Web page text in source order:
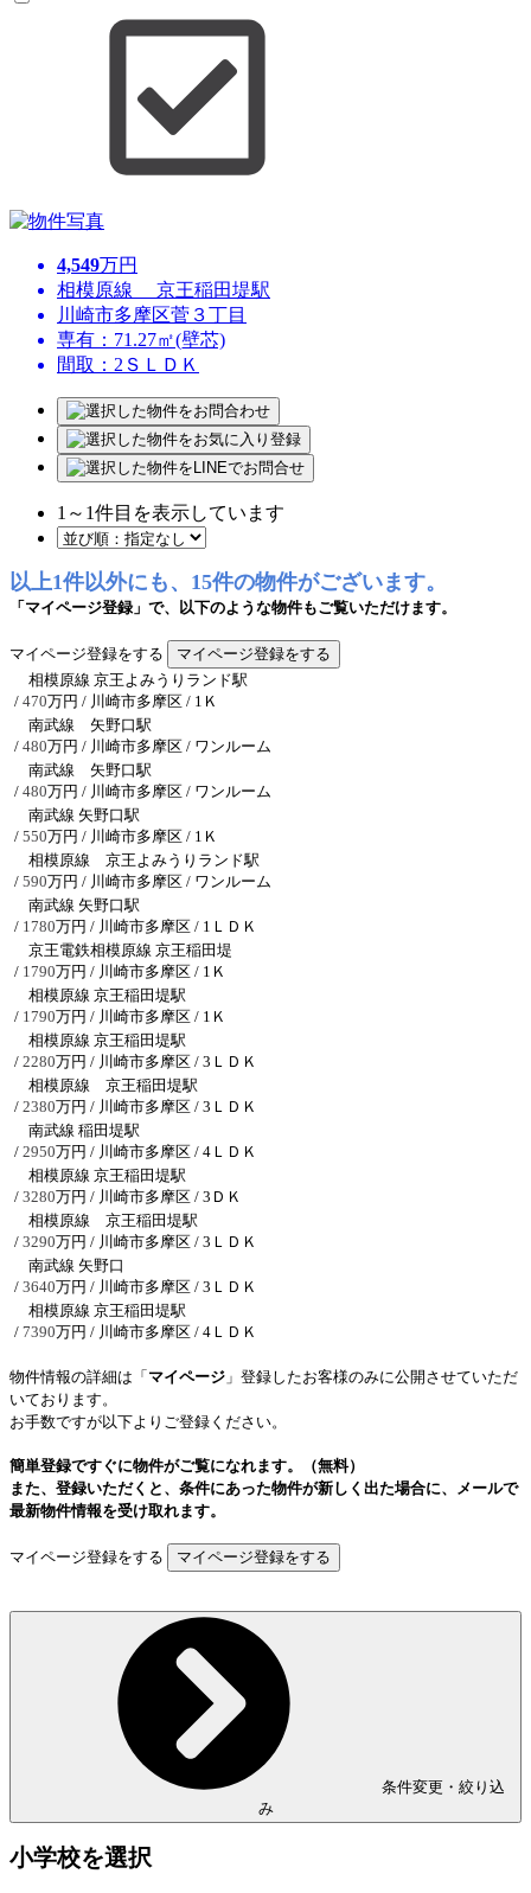
4,549万円
相模原線 京王稲田堤駅
川崎市多摩区菅３丁目
専有：71.27㎡(壁芯)
間取：2ＳＬＤＫ
1 ～ 1件目を表示しています
以上1件以外にも、15件の物件がございます。
「マイページ登録」で、以下のような物件もご覧いただけます。
マイページ登録をする
相模原線 京王よみうりランド駅
/ 470万円 / 川崎市多摩区 / 1Ｋ
南武線 矢野口駅
/ 480万円 / 川崎市多摩区 / ワンルーム
南武線 矢野口駅
/ 480万円 / 川崎市多摩区 / ワンルーム
南武線 矢野口駅
/ 550万円 / 川崎市多摩区 / 1Ｋ
相模原線 京王よみうりランド駅
/ 590万円 / 川崎市多摩区 / ワンルーム
南武線 矢野口駅
/ 1780万円 / 川崎市多摩区 / 1ＬＤＫ
京王電鉄相模原線 京王稲田堤
/ 1790万円 / 川崎市多摩区 / 1Ｋ
相模原線 京王稲田堤駅
/ 1790万円 / 川崎市多摩区 / 1Ｋ
相模原線 京王稲田堤駅
/ 2280万円 / 川崎市多摩区 / 3ＬＤＫ
相模原線 京王稲田堤駅
/ 2380万円 / 川崎市多摩区 / 3ＬＤＫ
南武線 稲田堤駅
/ 2950万円 / 川崎市多摩区 / 4ＬＤＫ
相模原線 京王稲田堤駅
/ 3280万円 / 川崎市多摩区 / 3ＤＫ
相模原線 京王稲田堤駅
/ 3290万円 / 川崎市多摩区 / 3ＬＤＫ
南武線 矢野口
/ 3640万円 / 川崎市多摩区 / 3ＬＤＫ
相模原線 京王稲田堤駅
/ 7390万円 / 川崎市多摩区 / 4ＬＤＫ
物件情報の詳細は「 マイページ 」登録したお客様のみに公開させていただ
いております。
お手数ですが以下よりご登録ください。
簡単登録ですぐに物件がご覧になれます。（無料）
また、登録いただくと、条件にあった物件が新しく出た場合に、メールで
最新物件情報を受け取れます。
マイページ登録をする
条件変更・絞り込
み
小学校を選択